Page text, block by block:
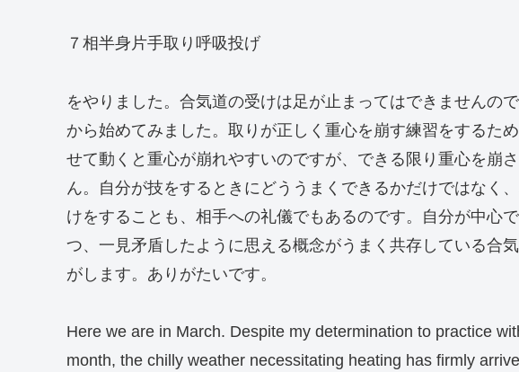
７相半身片手取り呼吸投げ
をやりました。合気道の受けは足が止まってはできませんの
から始めてみました。取りが正しく重心を崩す練習をするた
せて動くと重心が崩れやすいのですが、できる限り重心を崩
ん。自分が技をするときにどううまくできるかだけではなく
けをすることも、相手への礼儀でもあるのです。自分が中心
つ、一見矛盾したように思える概念がうまく共存している合
がします。ありがたいです。
Here we are in March. Despite my determination to practice
month, the chilly weather necessitating heating has firmly